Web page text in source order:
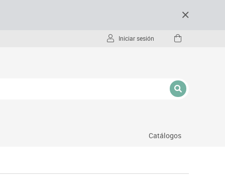
Iniciar sesión
Catálogos